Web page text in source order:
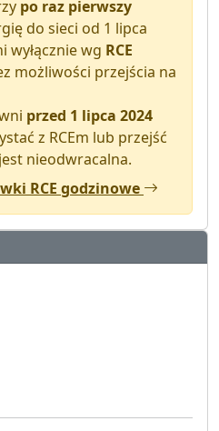
po raz pierwszy
do sieci od 1 lipca
wyłącznie wg RCE
możliwości przejścia na
przed 1 lipca 2024
z RCEm lub przejść
nieodwracalna.
RCE godzinowe